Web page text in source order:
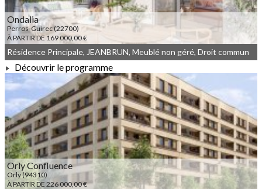
Ondalia
Perros-Guirec (22700)
À PARTIR DE 169 000,00 €
À PARTIR DE 169 000,00 €
Résidence Principale, JEANBRUN, Meublé non géré, Droit commun
Découvrir le programme
Orly Confluence
Orly (94310)
À PARTIR DE 226 000,00 €